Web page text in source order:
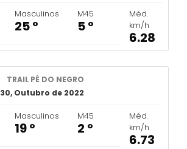
Masculinos
25 º
M45
5 º
Méd.
km/h
6.28
TRAIL PÉ DO NEGRO
30, Outubro de 2022
Masculinos
19 º
M45
2 º
Méd.
km/h
6.73